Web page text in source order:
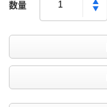
数量